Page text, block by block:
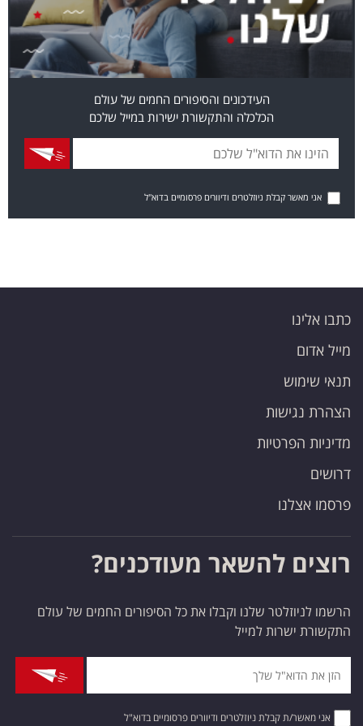
העידכונים והסיפורים החמים של עולם
הכלכלה והתקשורת ישירות במייל שלכם
אני מאשר קבלת ניוזלטרים ודיוורים פרסומיים בדוא"ל
כתבו אלינו
מייל אדום
תנאי שימוש
הצהרת נגישות
מדיניות הפרטיות
דרושים
פרסמו אצלנו
רוצים להשאר מעודכנים?
הרשמו לניוזלטר שלנו וקבלו את כל הסיפורים החמים של עולם
התקשורת ישרות למייל
אני מאשר/ת קבלת ניוזלטרים ודיוורים פרסומיים בדוא"ל